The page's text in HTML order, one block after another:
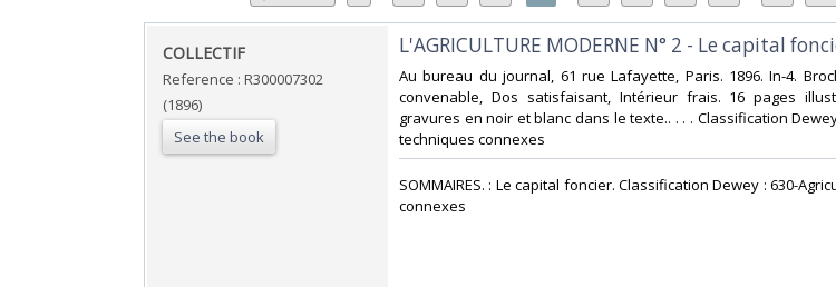
‎COLLECTIF‎
Reference : R300007302
(1896)
See the book
‎L'AGRICULTURE MODERNE N° 2 - Le capital
‎Au bureau du journal, 61 rue Lafayette, Paris. 1896. In-4.
convenable, Dos satisfaisant, Intérieur frais. 16 pages
gravures en noir et blanc dans le texte.. . . . Classification
techniques connexes‎
‎SOMMAIRES. : Le capital foncier. Classification Dewey : 630-
connexes‎